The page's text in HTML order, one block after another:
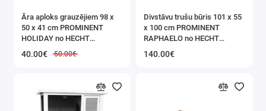
Siltumnīcas un plēves
Agrošķiedra / Agrotekstila nezāļu plēve /
mulčēšanai
Āra aploks grauzējiem 98 x
50 x 41 cm PROMINENT
HOLIDAY no HECHT
40.00€ 50.00€
Divstāvu trušu būris 101 x 55
x 100 cm PROMINENT
RAPHAELO no HECHT
140.00€